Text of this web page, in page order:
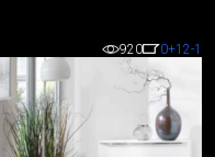
920 0+12-1